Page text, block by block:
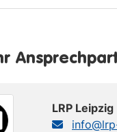
LRP Leipzig